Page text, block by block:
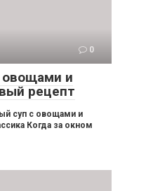
0
овощами и
рецепт
суп с овощами и
Когда за окном